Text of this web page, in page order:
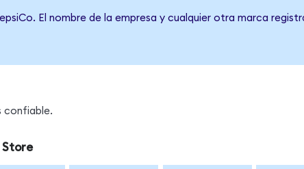
El nombre de la empresa y cualquier otra marca
confiable.
Store